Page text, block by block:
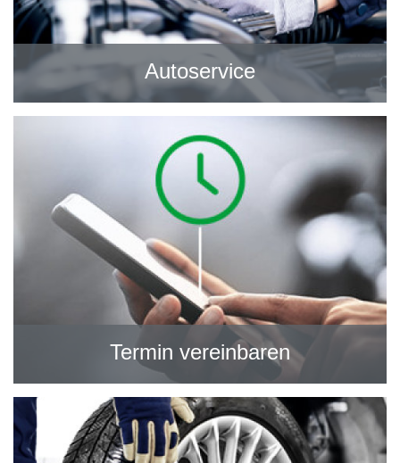
Autoservice
Termin vereinbaren